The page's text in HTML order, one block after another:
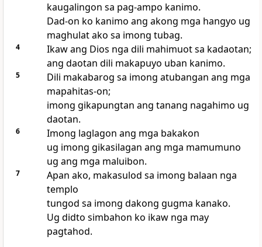
kaugalingon sa pag-ampo kanimo.
Dad-on ko kanimo ang akong mga hangyo ug
maghulat ako sa imong tubag.
4
Ikaw ang Dios nga dili mahimuot sa kadaotan;
ang daotan dili makapuyo uban kanimo.
5
Dili makabarog sa imong atubangan ang mga
mapahitas-on;
imong gikapungtan ang tanang nagahimo ug
daotan.
6
Imong laglagon ang mga bakakon
ug imong gikasilagan ang mga mamumuno
ug ang mga maluibon.
7
Apan ako, makasulod sa imong balaan nga
templo
tungod sa imong dakong gugma kanako.
Ug didto simbahon ko ikaw nga may
pagtahod.